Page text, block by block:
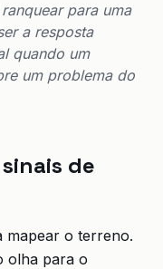
para uma
a resposta
quando um
um problema do
de
mapear o terreno.
olha para o